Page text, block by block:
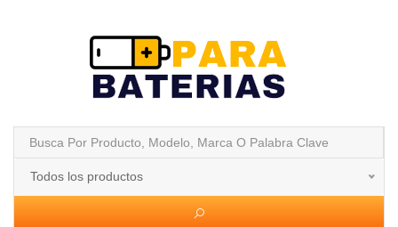
Todos los productos